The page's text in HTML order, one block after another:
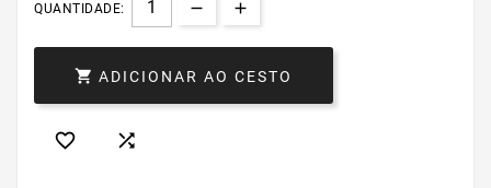
QUANTIDADE:
 ADICIONAR AO CESTO
 